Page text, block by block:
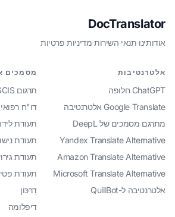
DocTranslator
אודותינו·תנאי השירות·מדיניות פרטיות
אלטרנטיבות
ChatGPT חלופה
Google Translate אלטרנטיבה
מתרגם מסמכים של DeepL
Yandex Translate Alternative
Amazon Translate Alternative
Microsoft Translate Alternative
אלטרנטיבה ל-QuillBot
מסמכים
תרגום USCIS
דו"ח רפואי
תעודת
תעודת
תעודת
תעודת
דַרכּוֹן
דיפלומה